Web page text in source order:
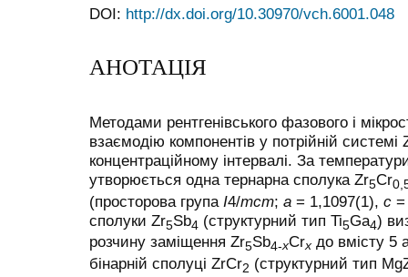
DOI: http://dx.doi.org/10.30970/vch.6001.048
АНОТАЦІЯ
Методами рентгенівського фазового і
взаємодію компонентів у потрійній системі
концентраційному інтервалі. За
утворюється одна тернарна сполука Zr5Cr
(просторова група I4/mcm; a = 1,1097(1), c =
сполуки Zr5Sb4 (структурний тип Ti5Ga4)
розчину заміщення Zr5Sb4-xCrx до вмісту 5
бінарній сполуці ZrCr2 (структурний тип